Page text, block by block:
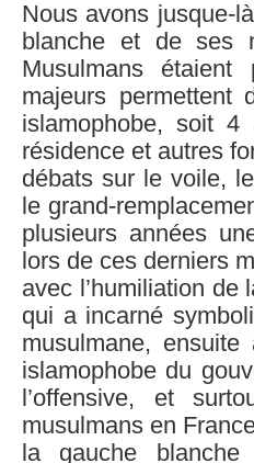
Nous avons jusque-
blanche et de ses
Musulmans
majeurs permettent
islamophobe, soit 4
résidence et autres
débats sur le voile,
le grand-
plusieurs années
lors de ces derniers
avec l’humiliation de
qui a incarné
musulmane,
islamophobe du
l’offensive, et
musulmans en
la gauche